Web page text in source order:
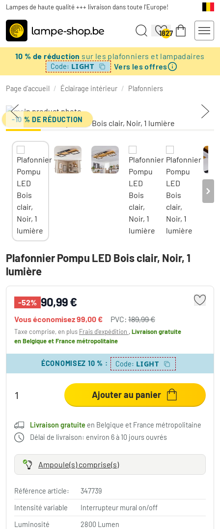
Lampes de haute qualité +++ livraison dans toute l'Europe!
1827
10 % de réduction sur les plafonniers et lampadaires
Code: LIGHT Vers les offres
Page d’accueil / Éclairage intérieur / Plafonniers
-10 % DE RÉDUCTION
Plafonnier Pompu LED Bois clair, Noir, 1
lumière
-52% 90,99 €
Vous économisez99,00 € PVC: 189,99 €
Taxe comprise, en plus Frais d'expédition ,Livraison gratuite
en Belgique et France métropolitaine
ÉCONOMISEZ 10 % : Code: LIGHT
Ajouter au panier
Livraison gratuite en Belgique et France métropolitaine
Délai de livraison: environ 6 à 10 jours ouvrés
Ampoule(s) comprise(s)
Référence article:
347739
Intensité variable
Interrupteur mural on/off
Luminosité
2800 Lumen